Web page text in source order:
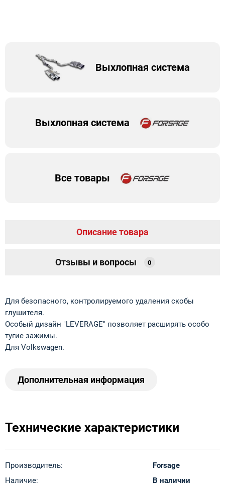
Выхлопная система
Выхлопная система
Все товары
Описание товара
Отзывы и вопросы 0
Для безопасного, контролируемого удаления скобы
глушителя.
Особый дизайн "LEVERAGE" позволяет расширять особо
тугие зажимы.
Для Volkswagen.
Дополнительная информация
Технические характеристики
Производитель:
Forsage
Наличие:
В наличии